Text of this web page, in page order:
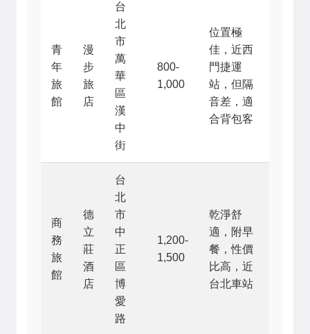
青
年
旅
館
漫
步
旅
店
台
北
市
萬
華
區
漢
中
街
800-
1,000
位置極
佳，近西
門捷運
站，但隔
音差，適
合背包客
商
務
旅
館
德
立
莊
酒
店
台
北
市
中
正
區
博
愛
路
1,200-
1,500
乾淨舒
適，附早
餐，性價
比高，近
台北車站